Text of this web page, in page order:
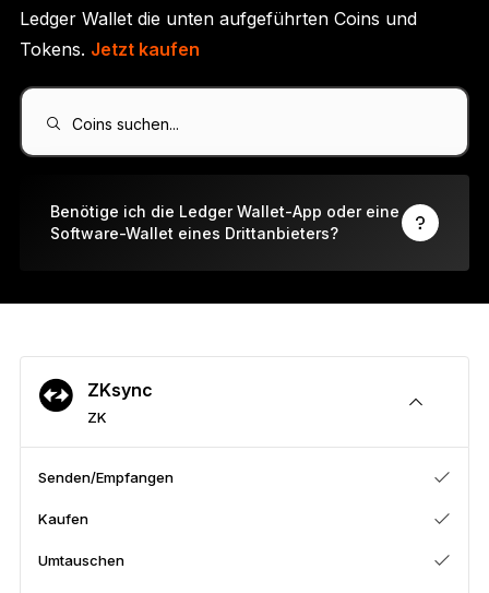
Durchweg erstklassig
Ledger NanoGen5
So individuell wie du
Gesamtes Sortiment anzeigen
Hardware-Wallets
Paket-Angebote
Ledger Wallet die unten aufgeführten Coins und
Tokens. Jetzt kaufen
Coins suchen...
Benötige ich die Ledger Wallet-App oder eine
Software-Wallet eines Drittanbieters?
ZKsync
ZK
Senden/Empfangen
Kaufen
Umtauschen